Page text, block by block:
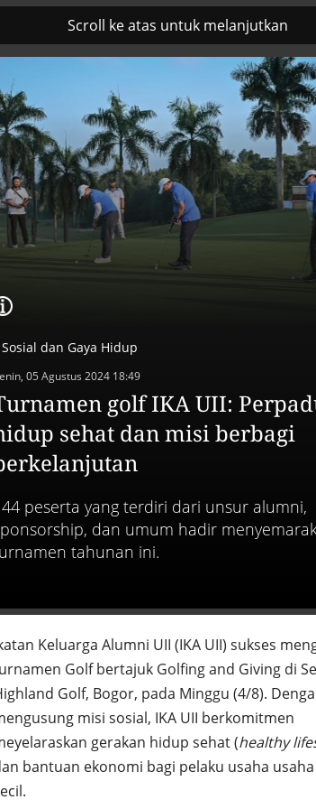
Scroll ke atas untuk melanjutkan
Sosial dan Gaya Hidup
05 Agustus 2024 18:49
golf IKA UII:
sehat dan misi berbagi
peserta yang terdiri dari unsur alumni,
dan umum hadir
tahunan ini.
Keluarga Alumni UII (IKA UII) sukses
Golf bertajuk Golfing and Giving di
Golf, Bogor, pada Minggu (4/8).
misi sosial, IKA UII berkomitmen
gerakan hidup sehat (healthy
bantuan ekonomi bagi pelaku usaha
terus diakselerasi
2
Efek
abai
Kiamat
Akar
DPR